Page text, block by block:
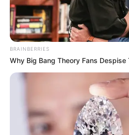
A falka lassan körbezárta a nőt a
valaki kétségbeesetten rákiáltott:
– Ne mozdulj! Bármi történik, ne
De a nő tudta, hogy már nincs hová
szorosabban magához szorította a
Egyetlen gondolat hasított belé:
Azt hiszik, elraboltam a
Az oroszlánok egyre közelebb
hímoroszlán néhány lépésre megállt
BRAINBERRIES
Why Big Bang Theory Fans